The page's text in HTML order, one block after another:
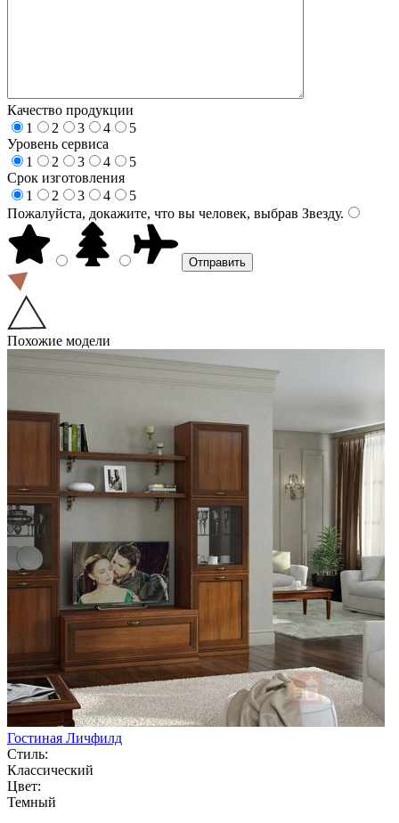
Качество продукции
1
2 3 4
5
Уровень сервиса
1
2 3 4
5
Срок изготовления
1
2 3 4
5
Пожалуйста, докажите, что вы человек, выбрав Звезду.
Похожие модели
Гостиная Личфилд
Стиль:
Классический
Цвет:
Темный